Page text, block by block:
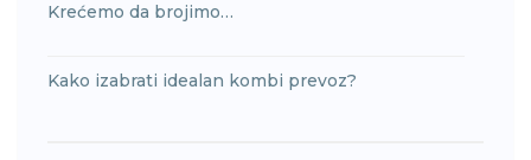
Krećemo da brojimo…
Kako izabrati idealan kombi prevoz?